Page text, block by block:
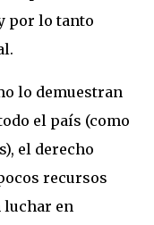
por lo tanto
lo demuestran
el país (como
el derecho
recursos
luchar en